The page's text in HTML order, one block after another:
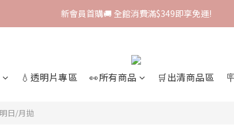
新會員首購🚚 全館消費滿$349即享免運!
新會員首購🚚 全館消費滿$349即享免運!
會員專屬集點🧚🏻‍♀ 新加入即領$200購物金!
💧透明片專區 👀所有商品 🛒出清商品區
日/月拋